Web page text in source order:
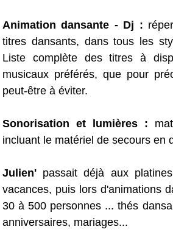
Animation dansante - Dj :
titres dansants, dans tous les
Liste complète des titres à
musicaux préférés, que pour
peut-être à éviter.
Sonorisation et lumières :
incluant le matériel de secours en
Julien' passait déjà aux
vacances, puis lors d'animations
30 à 500 personnes ... thés
anniversaires, mariages...